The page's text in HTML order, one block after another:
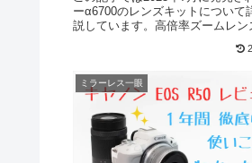
ーα6700のレンズキットについて
説しています。高倍率ズームレン
で買うメリットなどを初歩的な
ただければと思います！
ミラーレス一眼